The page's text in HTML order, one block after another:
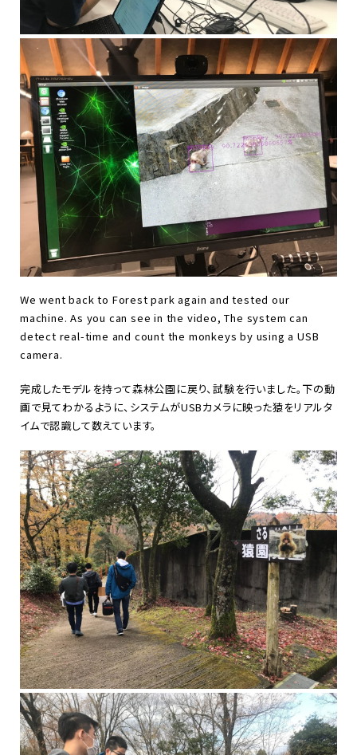
We went back to Forest park again and tested our
machine. As you can see in the video, The system can
detect real-time and count the monkeys by using a USB
camera.
完成したモデルを持って森林公園に戻り、試験を行いました。下の動
画で見てわかるように、システムがUSBカメラに映った猿をリアルタ
イムで認識して数えています。